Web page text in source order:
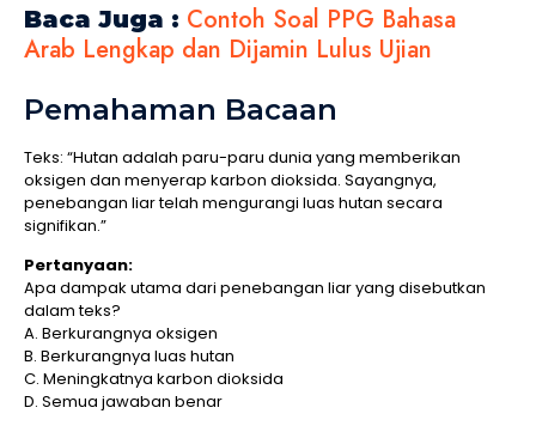
Baca Juga : Contoh Soal PPG Bahasa
Arab Lengkap dan Dijamin Lulus Ujian
Pemahaman Bacaan
Teks: “Hutan adalah paru-paru dunia yang memberikan
oksigen dan menyerap karbon dioksida. Sayangnya,
penebangan liar telah mengurangi luas hutan secara
signifikan.”
Pertanyaan:
Apa dampak utama dari penebangan liar yang disebutkan
dalam teks?
A. Berkurangnya oksigen
B. Berkurangnya luas hutan
C. Meningkatnya karbon dioksida
D. Semua jawaban benar